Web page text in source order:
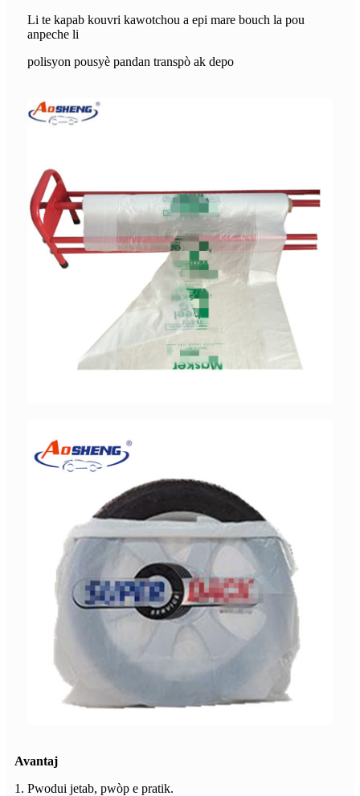
Li te kapab kouvri kawotchou a epi mare bouch la pou
anpeche li
polisyon pousyè pandan transpò ak depo
Avantaj
1. Pwodui jetab, pwòp e pratik.